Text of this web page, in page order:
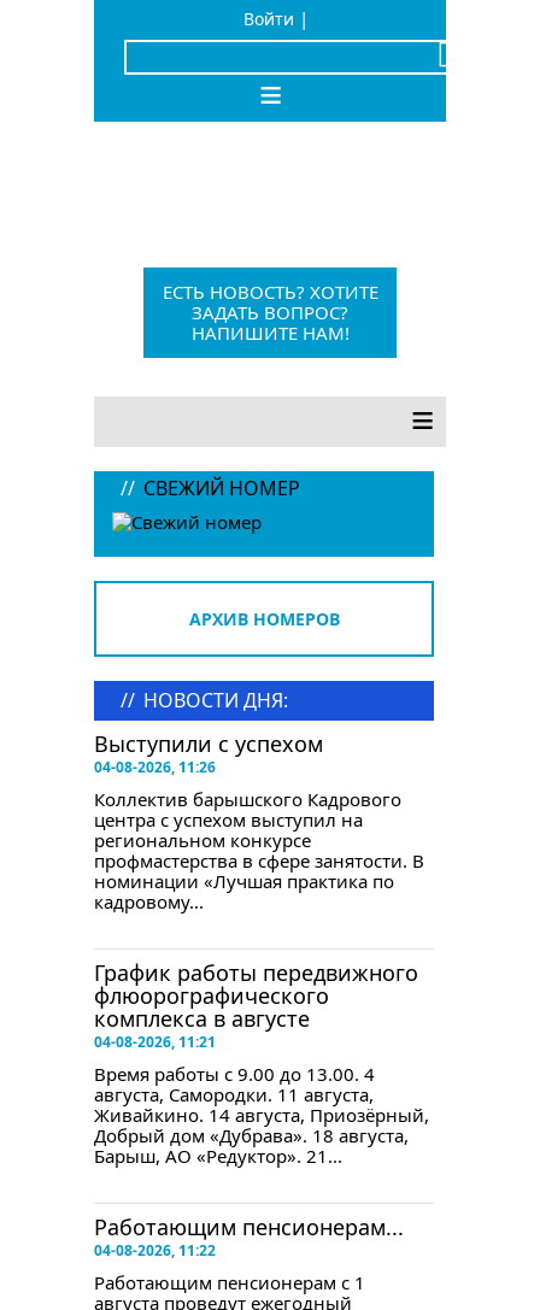
Войти |
x
≡
ЕСТЬ НОВОСТЬ? ХОТИТЕ
ЗАДАТЬ ВОПРОС?
НАПИШИТЕ НАМ!
12+
≡
// СВЕЖИЙ НОМЕР
АРХИВ НОМЕРОВ
// НОВОСТИ ДНЯ:
Выступили с успехом
04-08-2026, 11:26
Коллектив барышского Кадрового
центра с успехом выступил на
региональном конкурсе
профмастерства в сфере занятости. В
номинации «Лучшая практика по
кадровому...
График работы передвижного
флюорографического
комплекса в августе
04-08-2026, 11:21
Время работы с 9.00 до 13.00. 4
августа, Самородки. 11 августа,
Живайкино. 14 августа, Приозёрный,
Добрый дом «Дубрава». 18 августа,
Барыш, АО «Редуктор». 21...
Работающим пенсионерам...
04-08-2026, 11:22
Работающим пенсионерам с 1
августа проведут ежегодный